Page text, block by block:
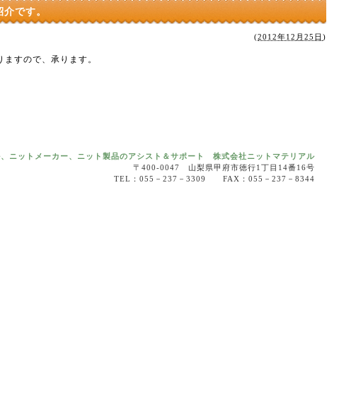
です。
(2012年12月25日 )
すので、承ります。
ニットメーカー、ニット製品のアシスト＆サポート 株式会社ニットマテリアル
〒400-0047 山梨県甲府市徳行1丁目14番16号
TEL：055－237－3309 FAX：055－237－8344